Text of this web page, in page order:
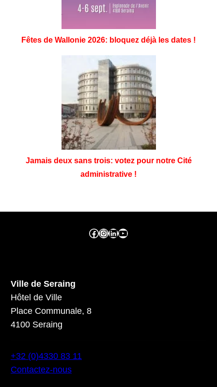
Fêtes de Wallonie 2026: bloquez déjà les dates !
Jamais deux sans trois: votez pour notre Cité
administrative !
Facebook ville de seraing Instragram ville de seraing linkedin – ville de seraing YouTube
Ville de Seraing
Hôtel de Ville
Place Communale, 8
4100 Seraing
+32 (0)4330 83 11
Contactez-nous